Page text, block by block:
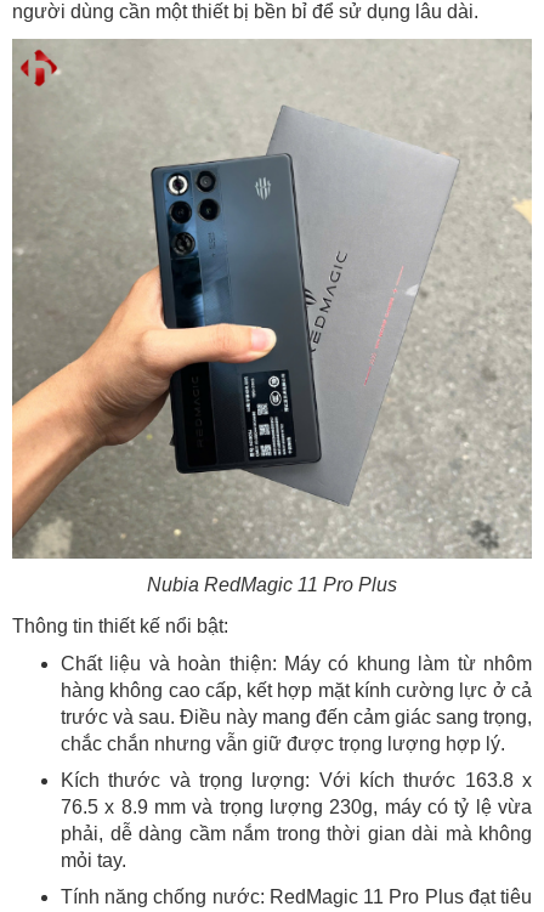
5. Pin và khả năng sạc của nubia RedMagic 11
Kết luận: Tại sao nên mua Nubia RedMagic 11
Pro Plus tại HungMobile?
Ưu điểm khi mua tại HungMobile là gì?
người dùng cần một thiết bị bền bỉ để sử dụng lâu dài.
Nubia RedMagic 11 Pro Plus
Thông tin thiết kế nổi bật:
Chất liệu và hoàn thiện: Máy có khung làm từ nhôm
hàng không cao cấp, kết hợp mặt kính cường lực ở cả
trước và sau. Điều này mang đến cảm giác sang trọng,
chắc chắn nhưng vẫn giữ được trọng lượng hợp lý.
Kích thước và trọng lượng: Với kích thước 163.8 x
76.5 x 8.9 mm và trọng lượng 230g, máy có tỷ lệ vừa
phải, dễ dàng cầm nắm trong thời gian dài mà không
mỏi tay.
Tính năng chống nước: RedMagic 11 Pro Plus đạt tiêu